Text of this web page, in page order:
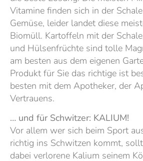
Vitamine finden sich in der
Gemüse, leider landet diese
Biomüll. Kartoffeln mit der
und Hülsenfrüchte sind tolle
am besten aus dem eigenen
Produkt für Sie das richtige ist
besten mit dem Apotheker, der
Vertrauens.
… und für Schwitzer: KALIUM!
Vor allem wer sich beim Sport
richtig ins Schwitzen kommt,
dabei verlorene Kalium seinem